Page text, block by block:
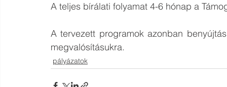
A teljes bírálati folyamat 4-6 hónap a
A tervezett programok azonban
megvalósításukra.
pályázatok